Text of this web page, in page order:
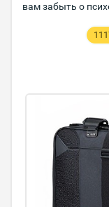
вам забыть о